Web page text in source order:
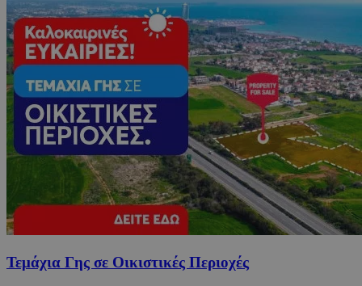
Τεμάχια Γης σε Οικιστικές Περιοχές